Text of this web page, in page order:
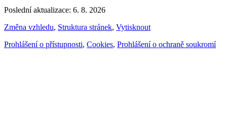
Poslední aktualizace: 6. 8. 2026
Změna vzhledu, Struktura stránek, Vytisknout
Prohlášení o přístupnosti, Cookies, Prohlášení o ochraně soukromí